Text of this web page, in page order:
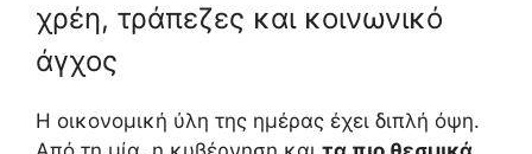
χρέη, τράπεζες και κοινωνικό
άγχος
Η οικονομική ύλη της ημέρας έχει διπλή όψη.